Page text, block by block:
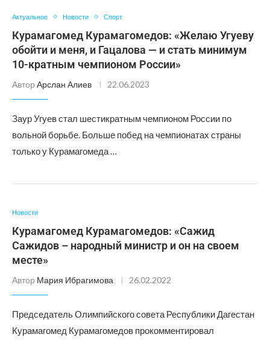
Актуальное Новости Спорт
Курамагомед Курамагомедов: «Желаю Угуеву
обойти и меня, и Гацалова — и стать минимум
10-кратным чемпионом России»
Автор Арслан Алиев 22.06.2023
Заур Угуев стал шестикратным чемпионом России по
вольной борьбе. Больше побед на чемпионатах страны
только у Курамагомеда …
Новости
Курамагомед Курамагомедов: «Сажид
Сажидов – народный министр и он на своем
месте»
Автор Мария Ибрагимова 26.02.2022
Председатель Олимпийского совета Республики Дагестан
Курамагомед Курамагомедов прокомментировал